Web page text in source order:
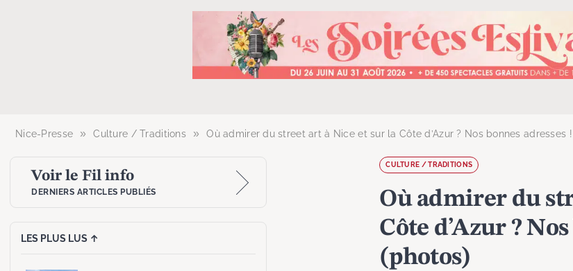
Nice-Presse » Culture / Traditions » Où admirer du street art à Nice et sur la Côte d’Azur ? Nos bonnes adresses
CULTURE / TRADITIONS
Où admirer du
Côte d’Azur ?
(photos)
Voir le Fil info
DERNIERS ARTICLES PUBLIÉS
LES PLUS LUS ↑